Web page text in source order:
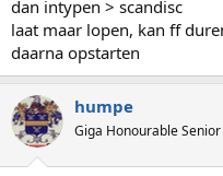
dan intypen > scandisc
laat maar lopen, kan ff
daarna opstarten
humpe
Giga Honourable